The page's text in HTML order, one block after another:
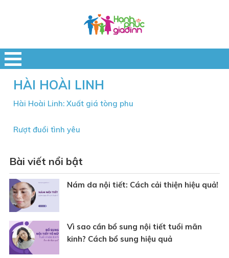
HÀI HOÀI LINH
Hài Hoài Linh: Xuất giá tòng phu
Rượt đuổi tình yêu
Bài viết nổi bật
Nám da nội tiết: Cách cải thiện hiệu quả!
Vì sao cần bổ sung nội tiết tuổi mãn
kinh? Cách bổ sung hiệu quả